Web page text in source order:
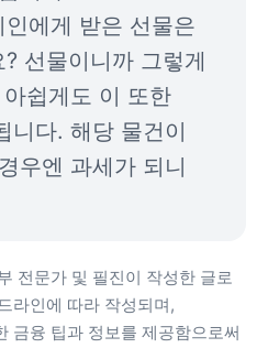
에게 받은 선물은
선물이니까 그렇게
쉽게도 이 또한
니다. 해당 물건이
우엔 과세가 되니
전문가 및 필진이 작성한 글로
라인에 따라 작성되며,
금융 팁과 정보를 제공함으로써